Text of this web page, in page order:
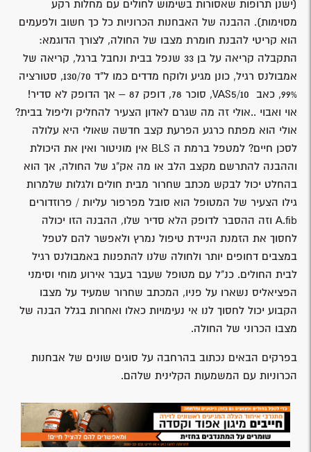
(ישנן תרופות שאסורות בשימוש לחולים עם מחלות רקע
מסוימות). ההבנה של האבחנות הכרוניות כל כך חשוב ולפעמים
הוא קריטי להבנת חומרת מצבו של החולה, לצורך הדוגמא:
התקבלה קריאה על בן 33 שנפל בבית ונחבל ברגל, קריאה של
אמבולנס רגיל, כונן מגיע ולוקח מדדים כמו ל"ד 130/70, סטורציה
99%, כאב VAS5/10, סוכר 78, דופק 87 – אך הדופק לא סדיר!
אוי ואבוי ..אולי זה מה שגרם לאדון הצעיר להחליק וליפול בבית?
אולי הוא מפתח כרגע הפרעת קצב חדשה שאולי היא עלולה
לסכן חיים? למטפל ברמת ה BLS אין מוניטור ואין את היכולת
וההבנה להתרשם מקצב הלב או מה אק"ג של החולה, אך הוא
בהחלט יכול לבקש מכתב שחרור מבית חולים ולגלות שלמרות
גילו הצעיר של המטופל הוא סובל מפרפור עליות / פרוזדורים
A.fib וזה ההסבר לדופק הלא סדיר שלו, ההבנה הזו יכולה
לחסוך את הזמנת הניידת טיפול נמרץ ולאפשר להם לטפל
במצבים דחופים יותר ולחולה שלנו להתפנות באמבולנס רגיל
לבית החולים. כנ"ל עם מטופל שעבר בעבר אירוע מוחי וסימני
הפציאליס נשארו על פניו, המכתב שחרור שמעיד על מצבו
הקבוע יכול לחסוך לנו אי נעימויות כאלו ואחרות בגלל הבנה של
מצבו הכרוני של החולה.
בפרקים הבאים נכתוב בהרחבה על סוגים שונים של אבחנות
הכרוניות עם המשמעות הקלינית שלהם.